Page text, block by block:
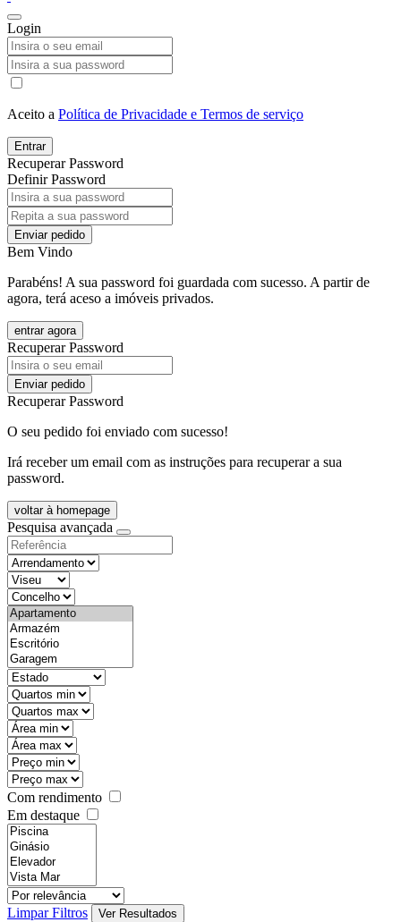
Login
Aceito a Política de Privacidade e Termos de serviço
Entrar
Recuperar Password
Definir Password
Enviar pedido
Bem Vindo
Parabéns! A sua password foi guardada com sucesso. A partir de
agora, terá aceso a imóveis privados.
entrar agora
Recuperar Password
Enviar pedido
Recuperar Password
O seu pedido foi enviado com sucesso!
Irá receber um email com as instruções para recuperar a sua
password.
voltar à homepage
Pesquisa avançada
Com rendimento
Em destaque
Limpar Filtros Ver Resultados